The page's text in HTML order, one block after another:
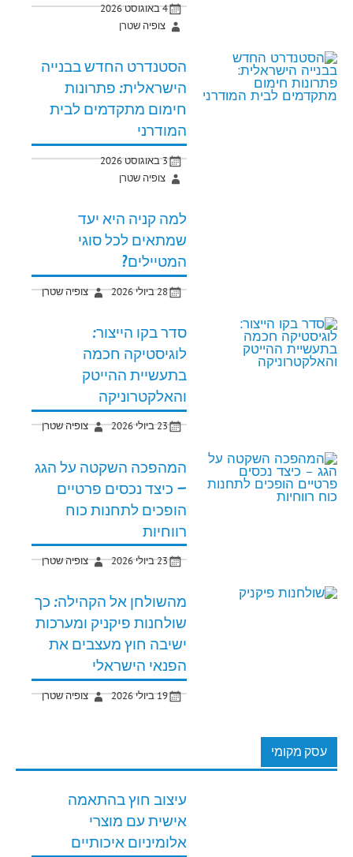
4 באוגוסט 2026
צופיה שטרן
הסטנדרט החדש בבנייה
הישראלית: פתרונות
חימום מתקדמים לבית
המודרני
3 באוגוסט 2026
צופיה שטרן
למה קניה היא יעד
שמתאים לכל סוגי
המטיילים?
28 ביולי 2026 צופיה שטרן
סדר בקו הייצור:
לוגיסטיקה חכמה
בתעשיית ההייטק
והאלקטרוניקה
23 ביולי 2026 צופיה שטרן
המהפכה השקטה על הגג
– כיצד נכסים פרטיים
הופכים לתחנות כוח
רווחיות
23 ביולי 2026 צופיה שטרן
מהשולחן אל הקהילה: כך
שולחנות פיקניק ומערכות
ישיבה חוץ מעצבים את
הפנאי הישראלי
19 ביולי 2026 צופיה שטרן
עסק מקומי
עיצוב חוץ בהתאמה
אישית עם מוצרי
אלומיניום איכותיים